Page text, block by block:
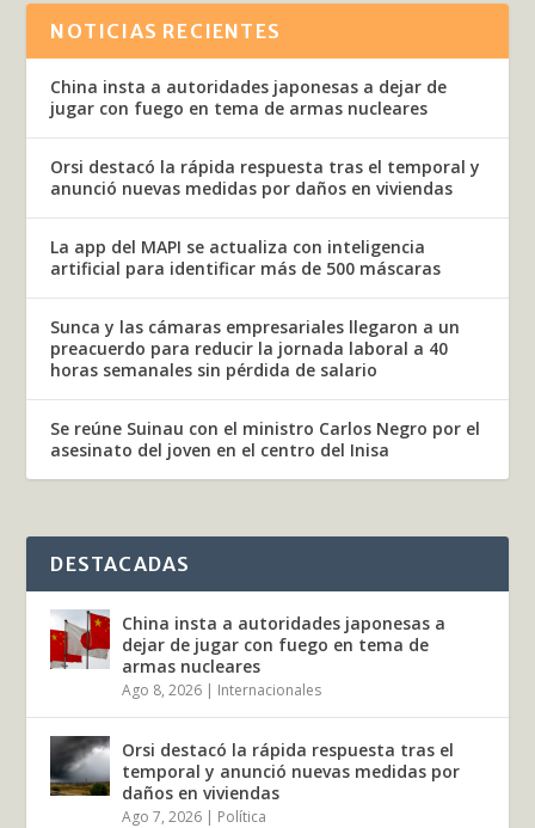
NOTICIAS RECIENTES
China insta a autoridades japonesas a dejar de
jugar con fuego en tema de armas nucleares
Orsi destacó la rápida respuesta tras el temporal y
anunció nuevas medidas por daños en viviendas
La app del MAPI se actualiza con inteligencia
artificial para identificar más de 500 máscaras
Sunca y las cámaras empresariales llegaron a un
preacuerdo para reducir la jornada laboral a 40
horas semanales sin pérdida de salario
Se reúne Suinau con el ministro Carlos Negro por el
asesinato del joven en el centro del Inisa
DESTACADAS
China insta a autoridades japonesas a
dejar de jugar con fuego en tema de
armas nucleares
Ago 8, 2026 | Internacionales
Orsi destacó la rápida respuesta tras el
temporal y anunció nuevas medidas por
daños en viviendas
Ago 7, 2026 | Política